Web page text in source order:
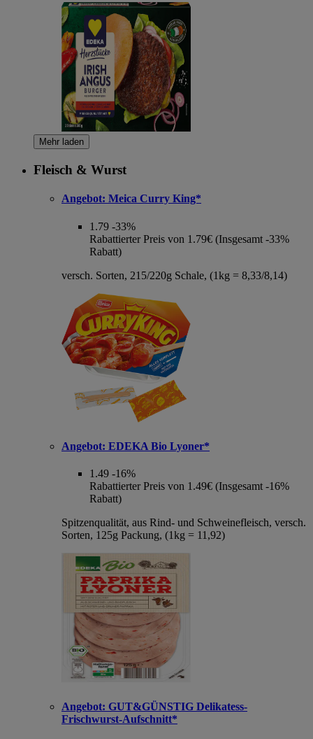
Mehr laden
Fleisch & Wurst
Angebot: Meica Curry King*
1.79 -33%
Rabattierter Preis von 1.79€ (Insgesamt -33%
Rabatt)
versch. Sorten, 215/220g Schale, (1kg = 8,33/8,14)
Angebot: EDEKA Bio Lyoner*
1.49 -16%
Rabattierter Preis von 1.49€ (Insgesamt -16%
Rabatt)
Spitzenqualität, aus Rind- und Schweinefleisch, versch.
Sorten, 125g Packung, (1kg = 11,92)
Angebot: GUT&GÜNSTIG Delikatess-
Frischwurst-Aufschnitt*